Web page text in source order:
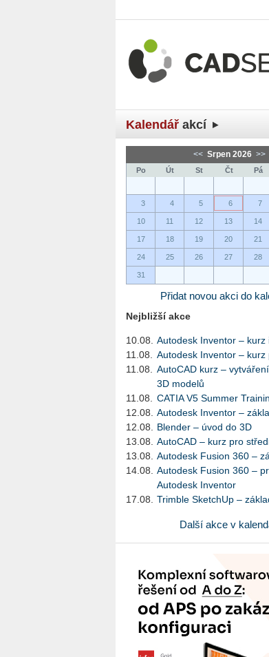
Kalendář akcí
<< Srpen 2026 >>
Po Út St Čt Pá
3 4 5 6 7
10 11 12 13 14
17 18 19 20 21
24 25 26 27 28
31
Přidat novou akci do
Nejbližší akce
10.08.
Autodesk Inventor – kurz
11.08.
Autodesk Inventor – kurz
11.08.
AutoCAD kurz –
3D modelů
11.08.
CATIA V5 Summer
12.08.
Autodesk Inventor –
12.08.
Blender – úvod do 3D
13.08.
AutoCAD – kurz pro
13.08.
Autodesk Fusion 360 –
14.08.
Autodesk Fusion 360 –
Autodesk Inventor
17.08.
Trimble SketchUp –
Další akce v